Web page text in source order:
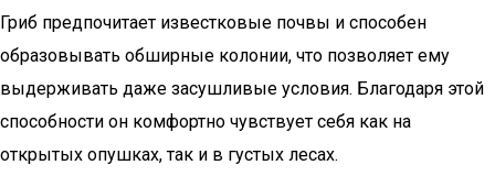
Гриб предпочитает известковые почвы и способен
образовывать обширные колонии, что позволяет ему
выдерживать даже засушливые условия. Благодаря этой
способности он комфортно чувствует себя как на
открытых опушках, так и в густых лесах.